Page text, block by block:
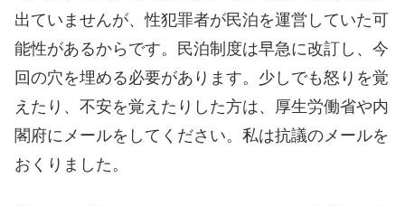
出ていませんが、性犯罪者が民泊を運営していた可
能性があるからです。民泊制度は早急に改訂し、今
回の穴を埋める必要があります。少しでも怒りを覚
えたり、不安を覚えたりした方は、厚生労働省や内
閣府にメールをしてください。私は抗議のメールを
おくりました。